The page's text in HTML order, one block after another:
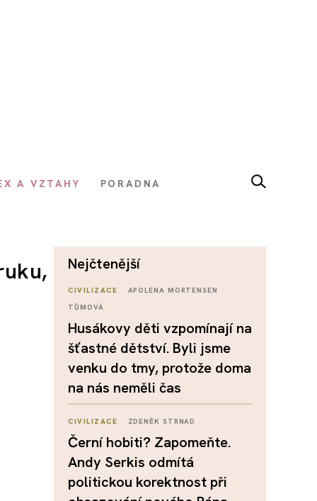
A VZTAHY PORADNA
nejčtenější
CIVILIZACE
APOLENA MORTENSEN
TŮMOVÁ
Husákovy děti vzpomínají na
šťastné dětství. Byli jsme
venku do tmy, protože doma
na nás neměli čas
CIVILIZACE ZDENĚK STRNAD
Černí hobiti? Zapomeňte.
Andy Serkis odmítá
politickou korektnost při